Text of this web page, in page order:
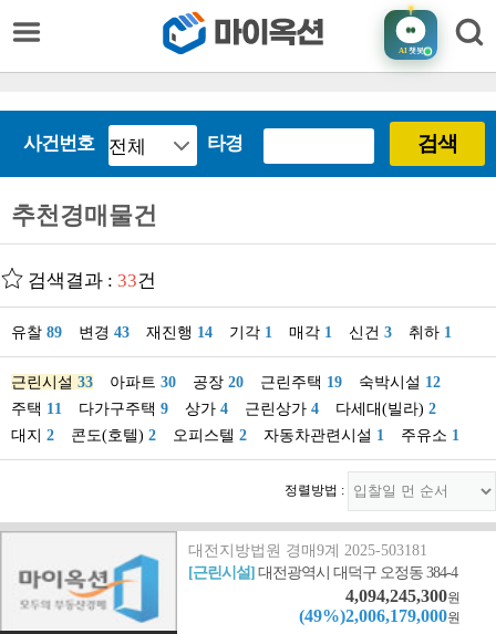
AI챗봇
사건번호 타경 검색
추천경매물건
검색결과 : 33건
유찰 89 변경 43 재진행 14 기각 1 매각 1 신건 3 취하 1
근린시설 33 아파트 30 공장 20 근린주택 19 숙박시설 12
주택 11 다가구주택 9 상가 4 근린상가 4 다세대(빌라) 2
대지 2 콘도(호텔) 2 오피스텔 2 자동차관련시설 1 주유소 1
정렬방법 :
대전지방법원 경매9계 2025-503181
[근린시설]대전광역시 대덕구 오정동 384-4
4,094,245,300원
(49%)2,006,179,000원